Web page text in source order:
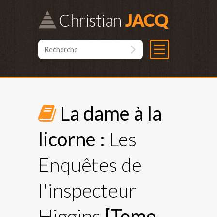
Christian
La dame à la
licorne : Les
Enquêtes de
l'inspecteur